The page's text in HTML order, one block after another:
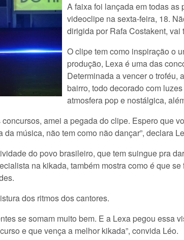
A faixa foi lançada em todas as
videoclipe na sexta-feira, 18.
dirigida por Rafa Costakent, vai
O clipe tem como inspiração o
produção, Lexa é uma das
Determinada a vencer o troféu,
bairro, todo decorado com
atmosfera pop e nostálgica,
amei a pegada do clipe. Espero que
música, não tem como não dançar”, declara
do povo brasileiro, que tem suingue pra
na kikada, também mostra como é que
dos ritmos dos cantores.
se somam muito bem. E a Lexa pegou essa
e que vença a melhor kikada”, convida Léo.